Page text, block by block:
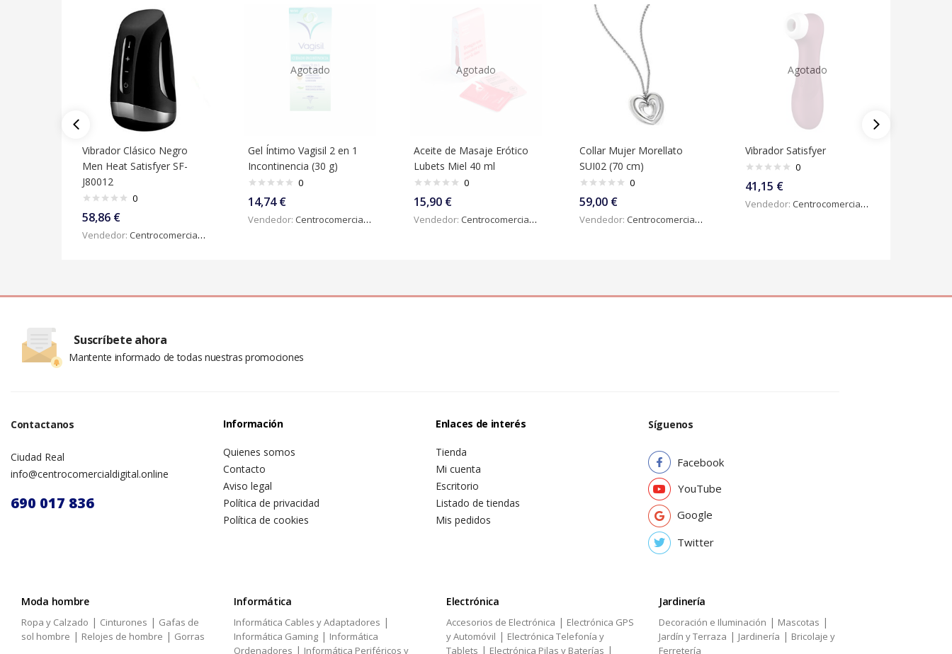
Vibrador Clásico Negro
Men Heat Satisfyer SF-
J80012
0
58,86 €
Vendedor: Centrocomercialdigital
Agotado
Gel Íntimo Vagisil 2 en 1
Incontinencia (30 g)
0
14,74€
Vendedor: Centrocomercialdigital
Agotado
Aceite de Masaje Erótico
Lubets Miel 40 ml
0
15,90 €
Vendedor: Centrocomercialdigital
Collar Mujer Morellato
SUI02 (70 cm)
0
59,00 €
Vendedor: Centrocomercialdigital
Agotado
Vibrador Satisfyer
0
41,15 €
Vendedor: Centrocomercialdigital
Suscríbete ahora
Mantente informado de todas nuestras promociones
Contactanos
Ciudad Real
info@centrocomercialdigital.online
690 017 836
Información
Quienes somos
Contacto
Aviso legal
Política de privacidad
Política de cookies
Enlaces de interés
Tienda
Mi cuenta
Escritorio
Listado de tiendas
Mis pedidos
Síguenos
Facebook
YouTube
Google
Twitter
Moda hombre
Ropa y Calzado | Cinturones | Gafas de
sol hombre | Relojes de hombre | Gorras
Informática
Informática Cables y Adaptadores |
Informática Gaming | Informática
Ordenadores | Informática Periféricos y
Electrónica
Accesorios de Electrónica | Electrónica GPS
y Automóvil | Electrónica Telefonía y
Tablets | Electrónica Pilas y Baterías |
Jardinería
Decoración e Iluminación | Mascotas |
Jardín y Terraza | Jardinería | Bricolaje y
Ferretería